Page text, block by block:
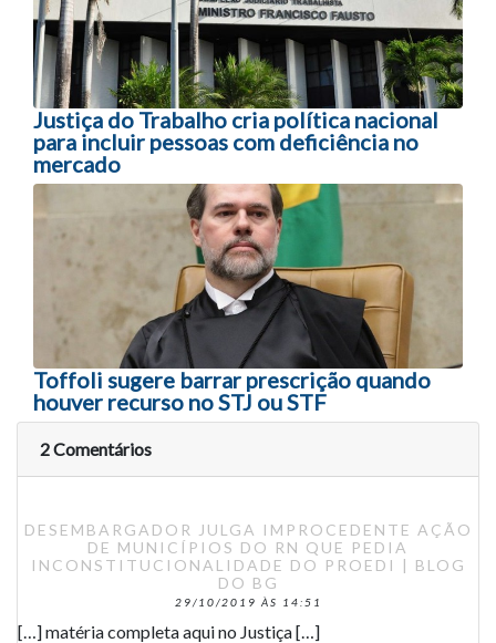
Justiça do Trabalho cria política nacional
para incluir pessoas com deficiência no
mercado
Toffoli sugere barrar prescrição quando
houver recurso no STJ ou STF
2 Comentários
DESEMBARGADOR JULGA IMPROCEDENTE AÇÃO
DE MUNICÍPIOS DO RN QUE PEDIA
INCONSTITUCIONALIDADE DO PROEDI | BLOG
DO BG
29/10/2019 ÀS 14:51
[…] matéria completa aqui no Justiça […]